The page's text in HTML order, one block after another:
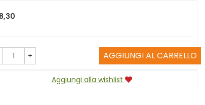
+ AGGIUNGI AL CARRELLO
Aggiungi alla wishlist